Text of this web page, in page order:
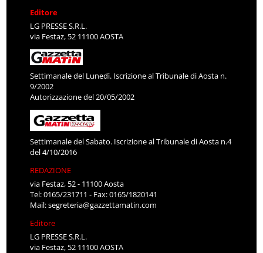
Editore
LG PRESSE S.R.L.
via Festaz, 52 11100 AOSTA
Settimanale del Lunedì. Iscrizione al Tribunale di Aosta n.
9/2002
Autorizzazione del 20/05/2002
Settimanale del Sabato. Iscrizione al Tribunale di Aosta n.4
del 4/10/2016
REDAZIONE
via Festaz, 52 - 11100 Aosta
Tel: 0165/231711 - Fax: 0165/1820141
Mail:segreteria@gazzettamatin.com
Editore
LG PRESSE S.R.L.
via Festaz, 52 11100 AOSTA